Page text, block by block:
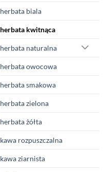
herbata biala
herbata kwitnąca
herbata naturalna
herbata owocowa
herbata smakowa
herbata zielona
herbata żółta
kawa rozpuszczalna
kawa ziarnista